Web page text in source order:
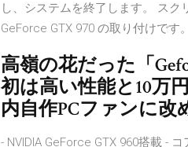
し、システムを終了します。 スク
GeForce GTX 970 の取り付けです
高嶺の花だった「
初は高い性能と10万
内自作PCファンに改
- NVIDIA GeForce GTX 960搭載 -